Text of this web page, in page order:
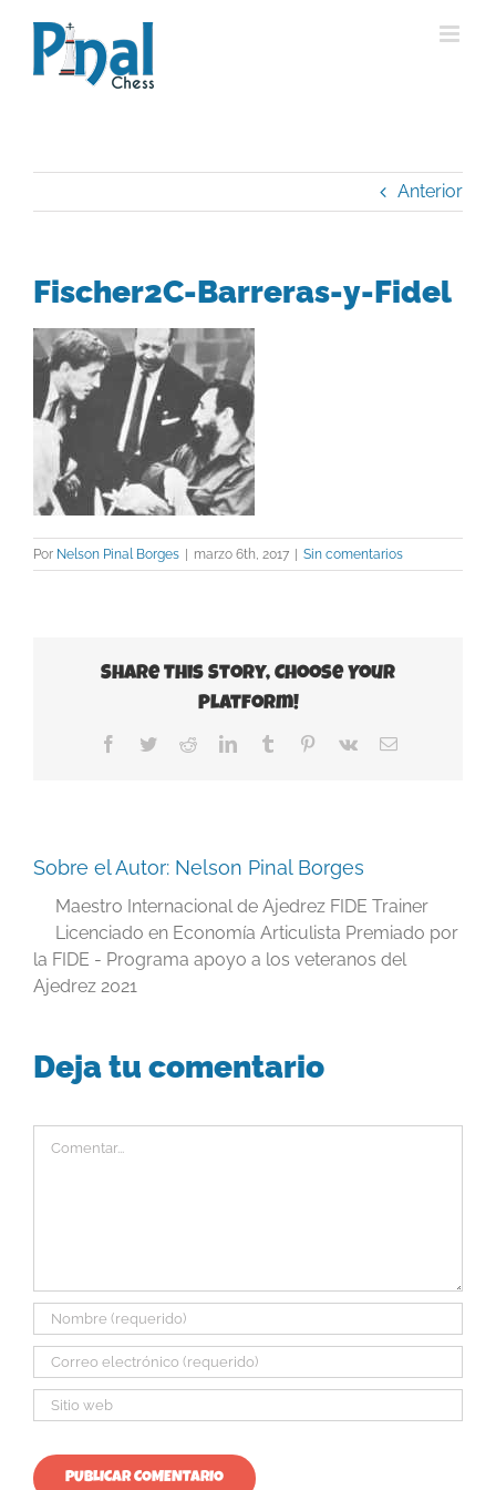
contenido
Anterior
Fischer2C-Barreras-y-Fidel
Por Nelson Pinal Borges | marzo 6th, 2017 | Sin comentarios
Share This Story, Choose Your
Platform!
Facebook
TwitterRedditLinkedInTumblr Pinterest
Vk
Correo
Sobre el Autor: Nelson Pinal Borges
Maestro Internacional de Ajedrez FIDE Trainer
Licenciado en Economía Articulista Premiado por
la FIDE - Programa apoyo a los veteranos del
Ajedrez 2021
Deja tu comentario